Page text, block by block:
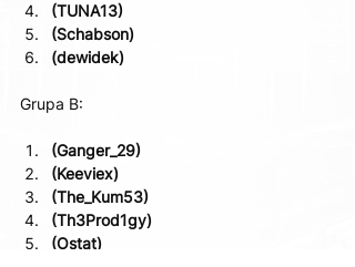
(TUNA13)
(Schabson)
(dewidek)
Grupa B:
(Ganger_29)
(Keeviex)
(The_Kum53)
(Th3Prod1gy)
(Ostat)